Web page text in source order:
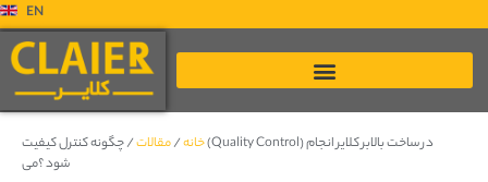
EN
خانه/مقالات/چگونه کنترل کیفیت (Quality Control) در ساخت بالابر کلایر انجام
می‎‌شود ؟